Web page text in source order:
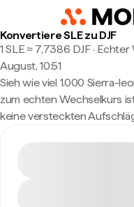
Konvertiere SLE zu DJF
1 SLE ≈ 7,7386 DJF ·
August, 10:51
Sieh wie viel 1.000 Sierra-
zum echten Wechselkurs
keine versteckten